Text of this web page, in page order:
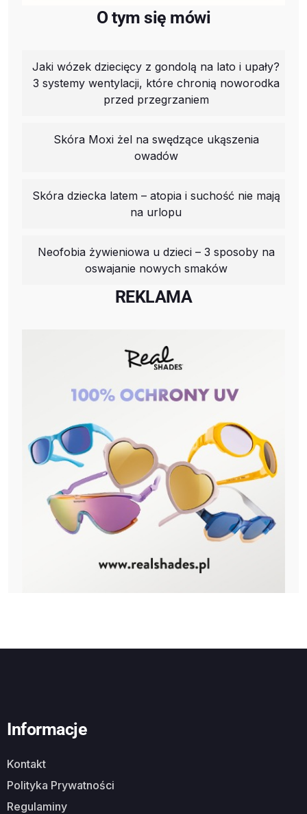
O tym się mówi
Jaki wózek dziecięcy z gondolą na lato i upały?
3 systemy wentylacji, które chronią noworodka
przed przegrzaniem
Skóra Moxi żel na swędzące ukąszenia
owadów
Skóra dziecka latem – atopia i suchość nie mają
na urlopu
Neofobia żywieniowa u dzieci – 3 sposoby na
oswajanie nowych smaków
REKLAMA
Informacje
Kontakt
Polityka Prywatności
Regulaminy